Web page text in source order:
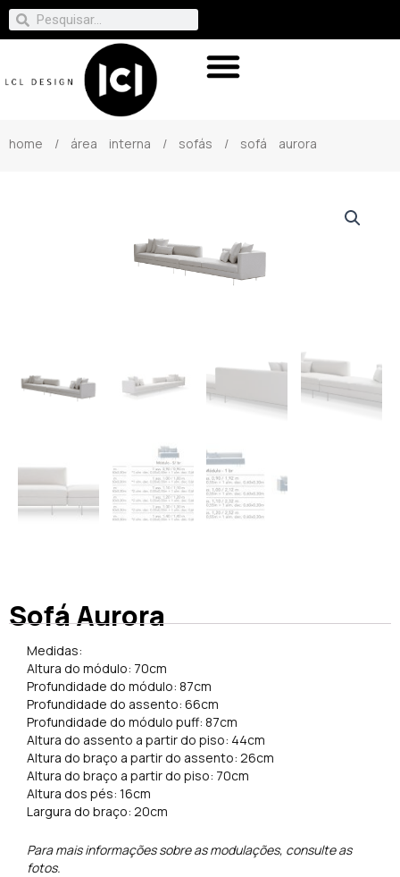
home / área interna / sofás / sofá aurora
Sofá Aurora
Medidas:
Altura do módulo: 70cm
Profundidade do módulo: 87cm
Profundidade do assento: 66cm
Profundidade do módulo puff: 87cm
Altura do assento a partir do piso: 44cm
Altura do braço a partir do assento: 26cm
Altura do braço a partir do piso: 70cm
Altura dos pés: 16cm
Largura do braço: 20cm
Para mais informações sobre as modulações, consulte as
fotos.